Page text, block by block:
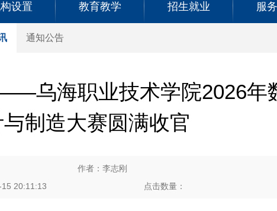
设置 教育教学 招生就业 服
通知公告
乌海职业技术学院2026年
制造大赛圆满收官
作者：李志刚
20:11:13
点击数量：